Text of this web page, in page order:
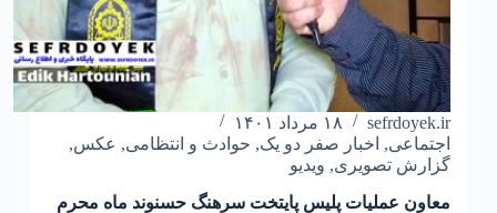
sefrdoyek.ir
۱۸ مرداد ۱۴۰۱
اجتماعی, اخبار صفر دو یک, حوادث و انتظامی, عکس,
گزارش تصویری, ویدیو
معاون عملیات پلیس پایتخت سرهنگ حسنوند ماه محرم